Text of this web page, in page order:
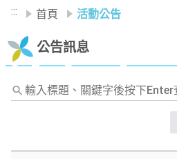
::: 首頁 活動公告
公告訊息
輸
入
關